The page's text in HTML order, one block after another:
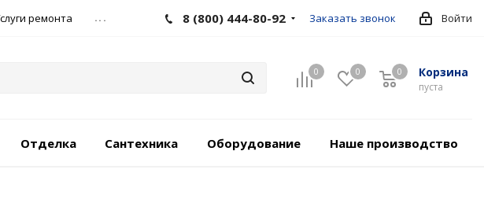
ремонта ... Войти
8 (800) 444-80-92 Заказать звонок
0 0 Корзина
пуста
0
Отделка Сантехника Оборудование Наше производство